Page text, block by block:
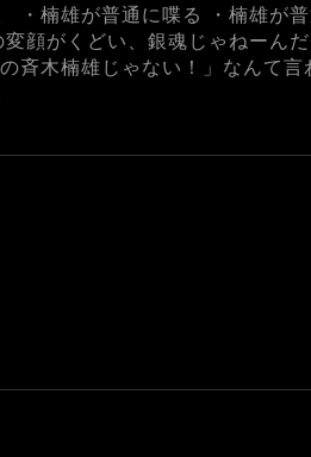
・楠雄が普通に喋る ・楠雄が
顔がくどい、銀魂じゃねーん
斉木楠雄じゃない！」なんて言